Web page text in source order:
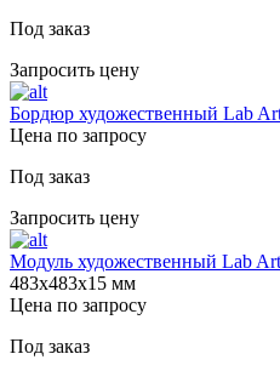
Под заказ
Запросить цену
Бордюр художественный Lab
Цена по запросу
Под заказ
Запросить цену
Модуль художественный Lab
483х483х15 мм
Цена по запросу
Под заказ